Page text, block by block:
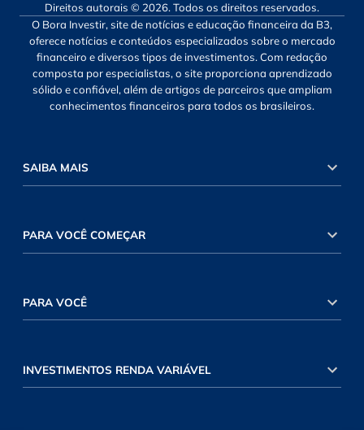
Direitos autorais © 2026. Todos os direitos reservados.
O Bora Investir, site de notícias e educação financeira da B3,
oferece notícias e conteúdos especializados sobre o mercado
financeiro e diversos tipos de investimentos. Com redação
composta por especialistas, o site proporciona aprendizado
sólido e confiável, além de artigos de parceiros que ampliam
conhecimentos financeiros para todos os brasileiros.
SAIBA MAIS
PARA VOCÊ COMEÇAR
PARA VOCÊ
INVESTIMENTOS RENDA VARIÁVEL